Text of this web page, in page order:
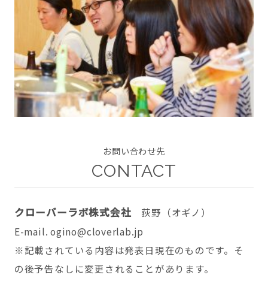
CONTACT
お問い合わせ先
CONTACT
クローバーラボ株式会社 荻野（オギノ）
E-mail. ogino@cloverlab.jp
※記載されている内容は発表日現在のものです。そ
の後予告なしに変更されることがあります。